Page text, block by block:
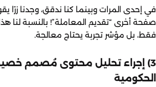
في إحدى المرات وبينما كنا ندقق، وجدنا زرًا
صفحة أخرى “تقديم المعاملة”! بالنسبة لنا
فقط، بل مؤشر تجربة يحتاج معالجة.
3) إجراء تحليل محتوى مُصمم
الحكومية